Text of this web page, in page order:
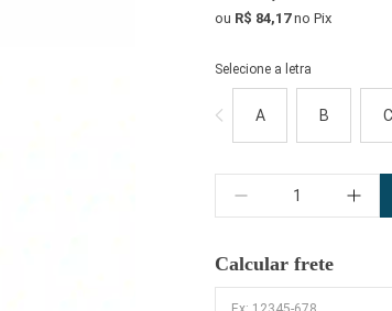
ou R$ 84,17no Pix
Selecione a letra
A B C
Quantidade
Calcular frete